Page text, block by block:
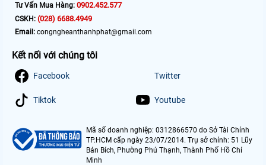
Tư Vấn Mua Hàng: 0902.452.577
CSKH: (028) 6688.4949
Email: congngheanthanhphat@gmail.com
Kết nối với chúng tôi
Facebook Twitter
Tiktok Youtube
Mã số doanh nghiệp: 0312866570 do Sở Tài Chính
TP.HCM cấp ngày 23/07/2014. Trụ sở chính: 51 Lũy
Bán Bích, Phường Phú Thạnh, Thành Phố Hồ Chí
Minh